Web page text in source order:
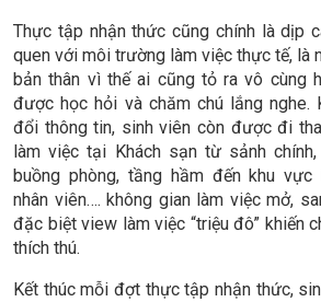
Thực tập nhận thức cũng chính là dịp
quen với môi trường làm việc thực tế, là
bản thân vì thế ai cũng tỏ ra vô cùng
được học hỏi và chăm chú lắng nghe.
đổi thông tin, sinh viên còn được đi
làm việc tại Khách sạn từ sảnh chính,
buồng phòng, tầng hầm đến khu
nhân viên…. không gian làm việc mở,
đặc biệt view làm việc “triệu đô” khiến
thích thú.
Kết thúc mỗi đợt thực tập nhận thức,